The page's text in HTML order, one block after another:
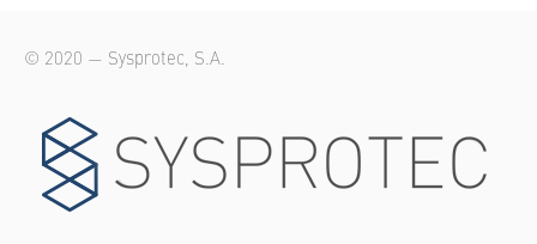
© 2020 — Sysprotec, S.A.